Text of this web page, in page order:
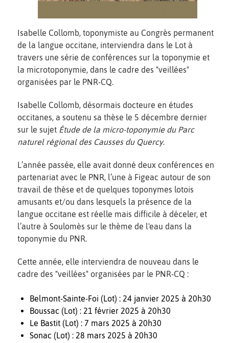
Isabelle Collomb, toponymiste au Congrès permanent
de la langue occitane, interviendra dans le Lot à
travers une série de conférences sur la toponymie et
la microtoponymie, dans le cadre des "veillées"
organisées par le PNR-CQ.
Isabelle Collomb, désormais docteure en études
occitanes, a soutenu sa thèse le 5 décembre dernier
sur le sujet Étude de la micro-toponymie du Parc
naturel régional des Causses du Quercy.
L’année passée, elle avait donné deux conférences en
partenariat avec le PNR, l’une à Figeac autour de son
travail de thèse et de quelques toponymes lotois
amusants et/ou dans lesquels la présence de la
langue occitane est réelle mais difficile à déceler, et
l’autre à Soulomès sur le thème de l'eau dans la
toponymie du PNR.
Cette année, elle interviendra de nouveau dans le
cadre des "veillées" organisées par le PNR-CQ :
Belmont-Sainte-Foi (Lot) : 24 janvier 2025 à 20h30
Boussac (Lot) : 21 février 2025 à 20h30
Le Bastit (Lot) : 7 mars 2025 à 20h30
Sonac (Lot) : 28 mars 2025 à 20h30